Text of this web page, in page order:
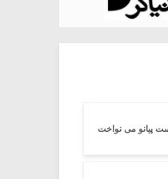
پیانو می نواخت